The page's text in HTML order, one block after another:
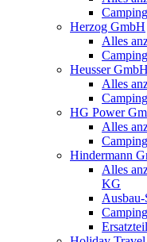
Herzog GmbH
Alles
Heusser GmbH
Alles
HG Power
Alles
Hindermann
Alles
KG